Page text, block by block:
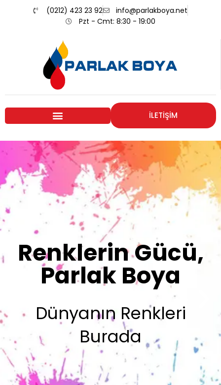
(0212) 423 23 92
info@parlakboya.net
Pzt - Cmt: 8:30 - 19:00
İLETİŞİM
Renklerimiz
Sizin İmzanız
Olsun